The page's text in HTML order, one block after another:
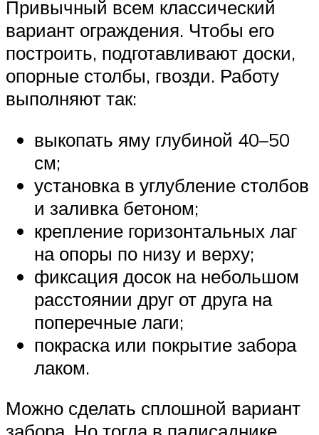
Привычный всем классический
вариант ограждения. Чтобы его
построить, подготавливают доски,
опорные столбы, гвозди. Работу
выполняют так:
выкопать яму глубиной 40–50
см;
установка в углубление столбов
и заливка бетоном;
крепление горизонтальных лаг
на опоры по низу и верху;
фиксация досок на небольшом
расстоянии друг от друга на
поперечные лаги;
покраска или покрытие забора
лаком.
Можно сделать сплошной вариант